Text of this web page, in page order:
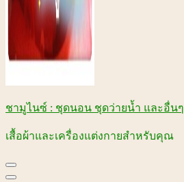
ชามูไนซ์ : ชุดนอน ชุดว่ายน้ำ และอื่นๆ
เสื้อผ้าและเครื่องแต่งกายสำหรับคุณ